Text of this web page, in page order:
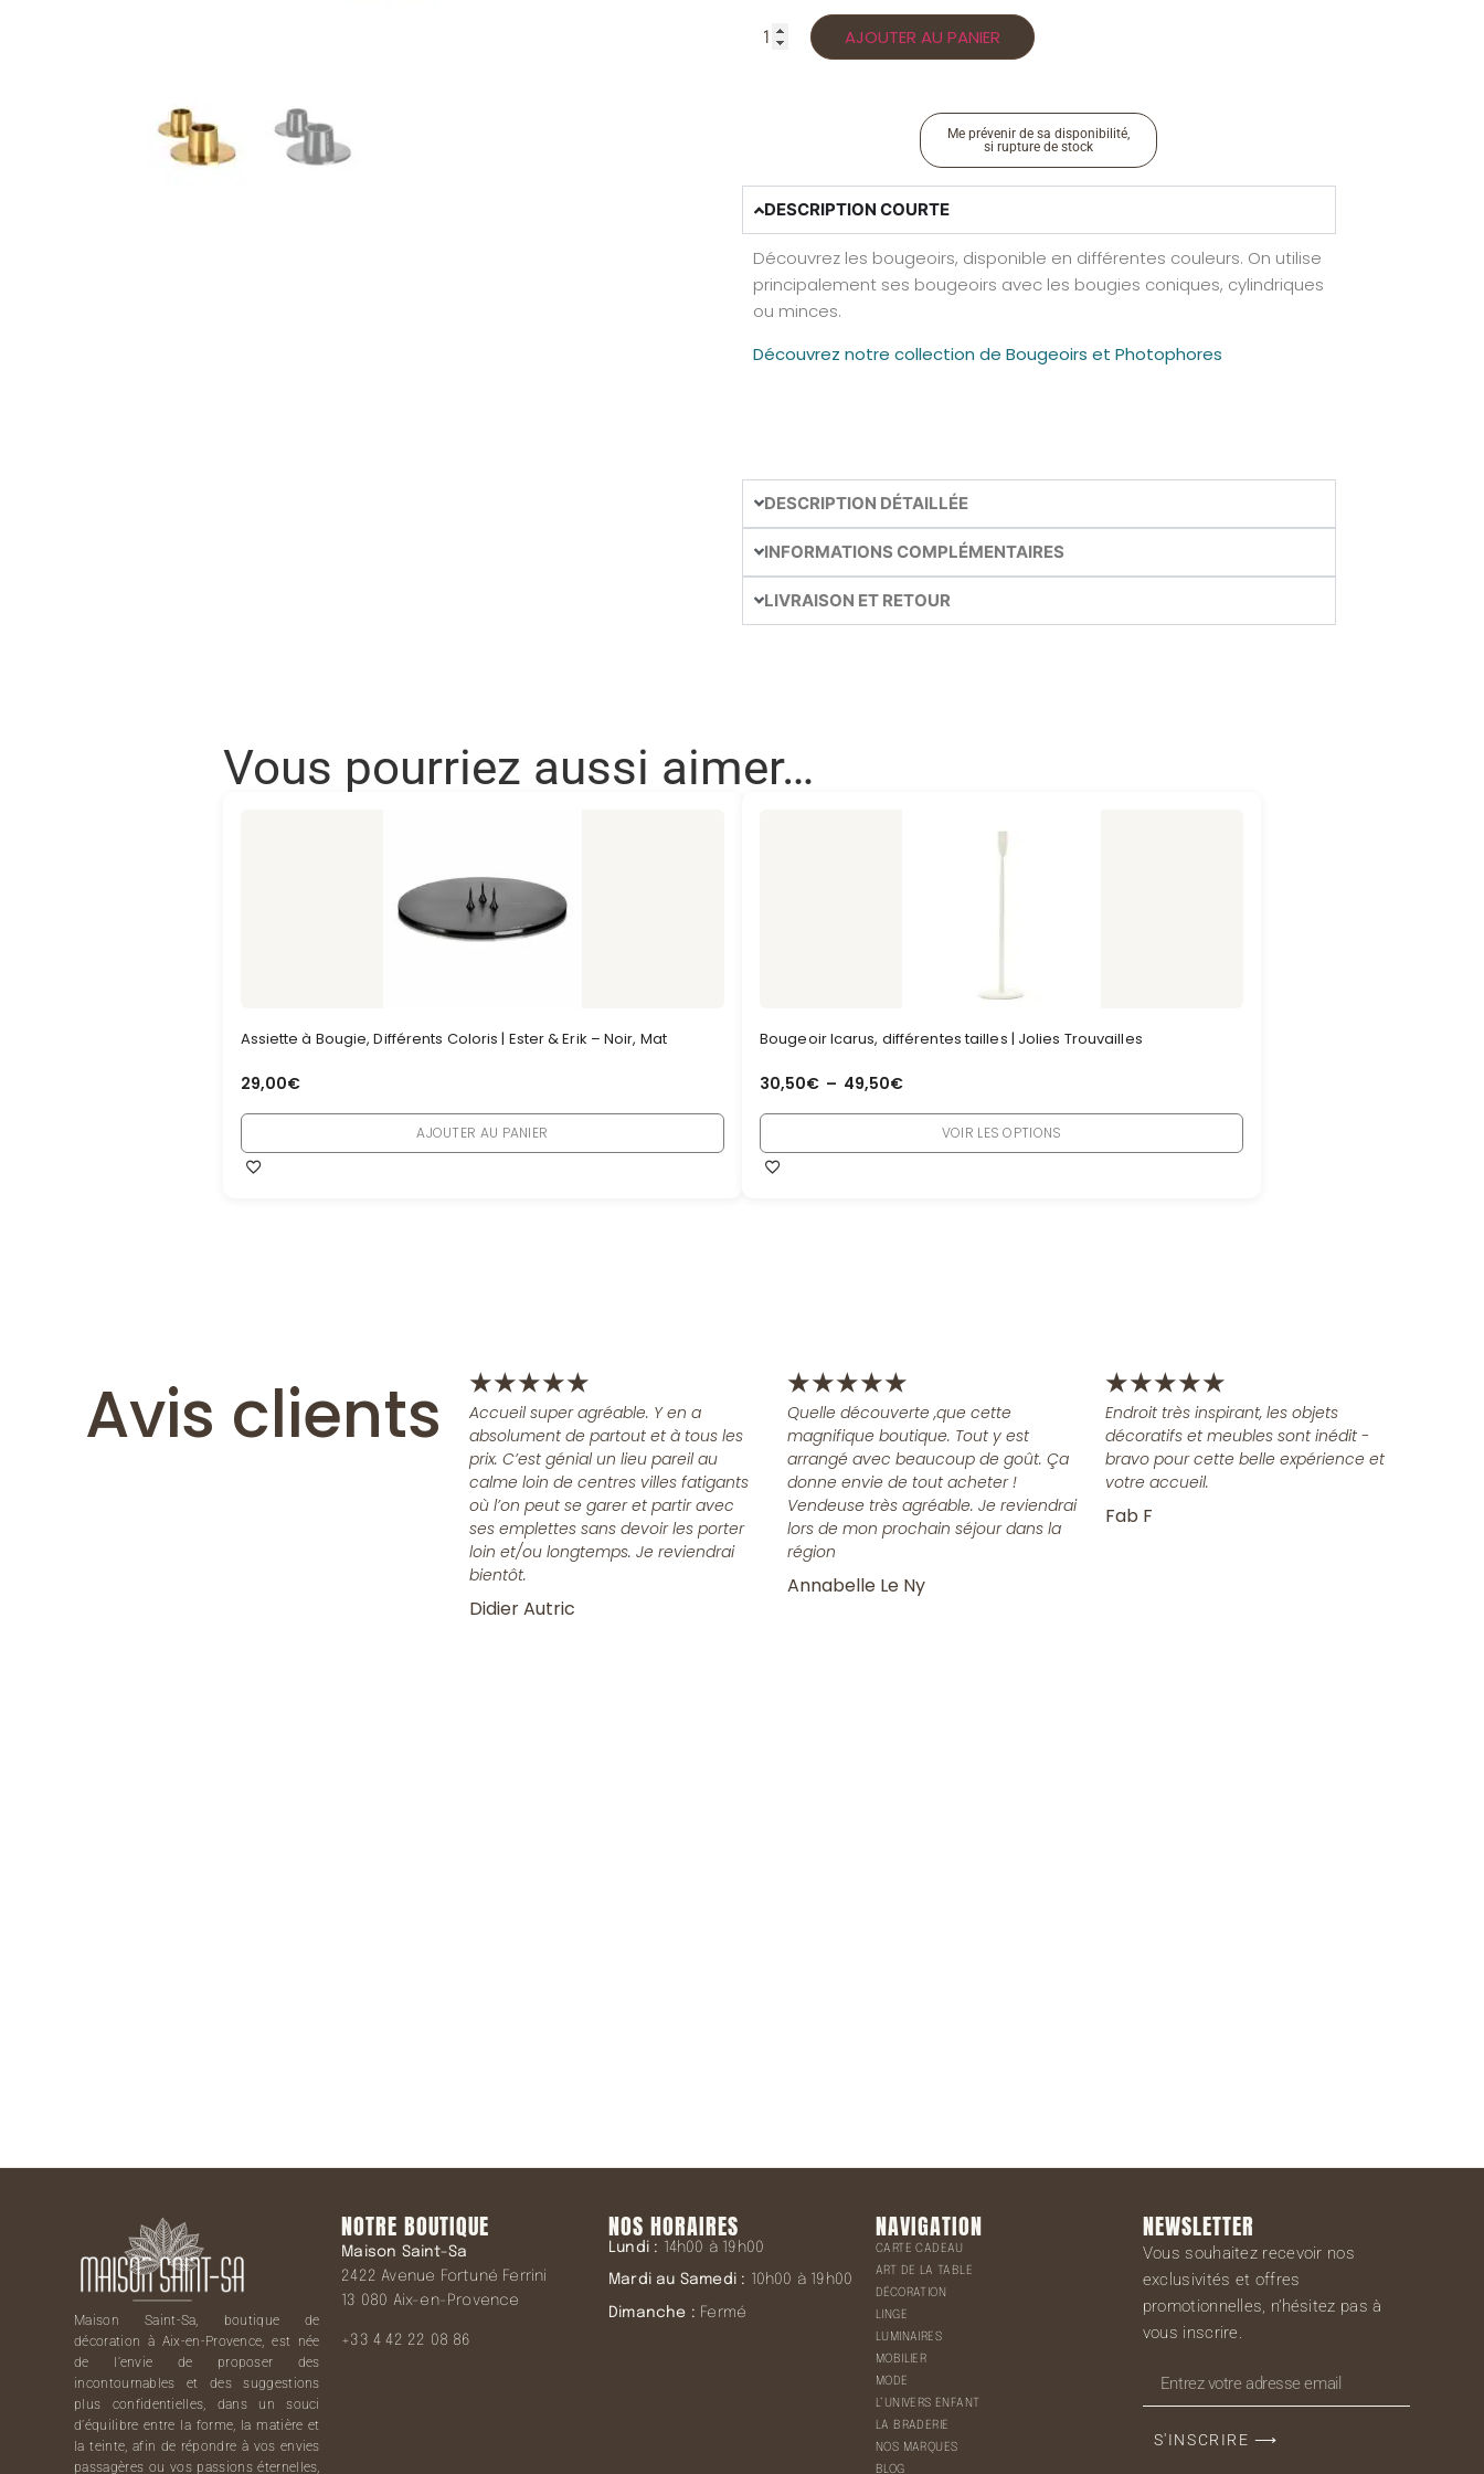
AJOUTER AU PANIER
Me prévenir de sa disponibilité,
si rupture de stock
DESCRIPTION COURTE
Découvrez les bougeoirs, disponible en différentes couleurs. On utilise
principalement ses bougeoirs avec les bougies coniques, cylindriques
ou minces.
Découvrez notre collection de Bougeoirs et Photophores
DESCRIPTION DÉTAILLÉE
INFORMATIONS COMPLÉMENTAIRES
LIVRAISON ET RETOUR
Vous pourriez aussi aimer…
Assiette à Bougie, Différents Coloris | Ester & Erik – Noir, Mat
29,00€
AJOUTER AU PANIER
Bougeoir Icarus, différentes tailles | Jolies Trouvailles
30,50€ – 49,50€
VOIR LES OPTIONS
Avis clients ★★★★★
Accueil super agréable. Y en a
absolument de partout et à tous les
prix. C’est génial un lieu pareil au
calme loin de centres villes fatigants
où l’on peut se garer et partir avec
ses emplettes sans devoir les porter
loin et/ou longtemps. Je reviendrai
bientôt.
Didier Autric
★★★★★
Quelle découverte ,que cette
magnifique boutique. Tout y est
arrangé avec beaucoup de goût. Ça
donne envie de tout acheter !
Vendeuse très agréable. Je reviendrai
lors de mon prochain séjour dans la
région
Annabelle Le Ny
★★★★★
Endroit très inspirant, les objets
décoratifs et meubles sont inédit -
bravo pour cette belle expérience et
votre accueil.
Fab F
Maison Saint-Sa, boutique de
décoration à Aix-en-Provence, est née
de l’envie de proposer des
incontournables et des suggestions
plus confidentielles, dans un souci
d’équilibre entre la forme, la matière et
la teinte, afin de répondre à vos envies
passagères ou vos passions éternelles,
NOTRE BOUTIQUE
Maison Saint-Sa
2422 Avenue Fortuné Ferrini
13 080 Aix-en-Provence
+33 4 42 22 08 86
NOS HORAIRES
Lundi : 14h00 à 19h00
Mardi au Samedi : 10h00 à 19h00
Dimanche : Fermé
NAVIGATION
CARTE CADEAU
ART DE LA TABLE
DÉCORATION
LINGE
LUMINAIRES
MOBILIER
MODE
L’UNIVERS ENFANT
LA BRADERIE
NOS MARQUES
BLOG
NEWSLETTER
Vous souhaitez recevoir nos
exclusivités et offres
promotionnelles, n’hésitez pas à
vous inscrire.
S'INSCRIRE ⟶